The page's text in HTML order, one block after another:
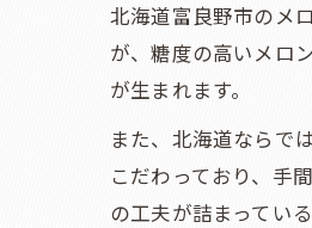
北海道富良野市のメ
が、糖度の高いメロ
が生まれます。
また、北海道ならで
こだわっており、手
の工夫が詰まっている